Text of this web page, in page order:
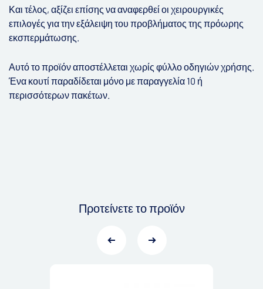
Και τέλος, αξίζει επίσης να αναφερθεί οι χειρουργικές
επιλογές για την εξάλειψη του προβλήματος της πρόωρης
εκσπερμάτωσης.
Αυτό το προϊόν αποστέλλεται χωρίς φύλλο οδηγιών χρήσης.
Ένα κουτί παραδίδεται μόνο με παραγγελία 10 ή
περισσότερων πακέτων.
Προτείνετε το προϊόν